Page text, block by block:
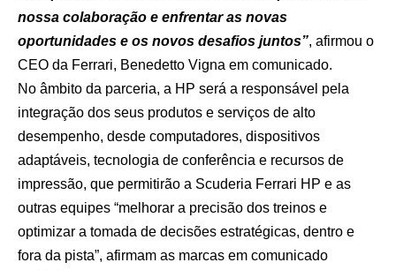
nossa colaboração e enfrentar as novas
oportunidades e os novos desafios juntos”, afirmou o
CEO da Ferrari, Benedetto Vigna em comunicado.
No âmbito da parceria, a HP será a responsável pela
integração dos seus produtos e serviços de alto
desempenho, desde computadores, dispositivos
adaptáveis, tecnologia de conferência e recursos de
impressão, que permitirão a Scuderia Ferrari HP e as
outras equipes “melhorar a precisão dos treinos e
optimizar a tomada de decisões estratégicas, dentro e
fora da pista”, afirmam as marcas em comunicado